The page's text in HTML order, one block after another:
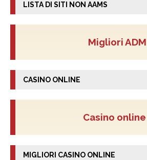
LISTA DI SITI NON AAMS
Migliori ADM
CASINO ONLINE
Casino online
MIGLIORI CASINO ONLINE